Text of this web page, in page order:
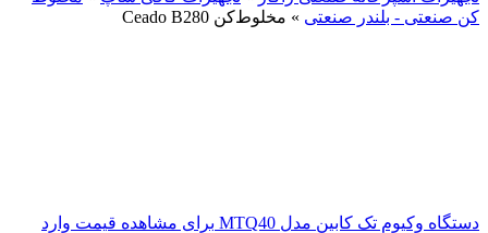
کن صنعتی - بلندر صنعتی » مخلوط‌کن Ceado B280
دستگاه وکیوم تک کابین مدل MTQ40
برای مشاهده قیمت وارد